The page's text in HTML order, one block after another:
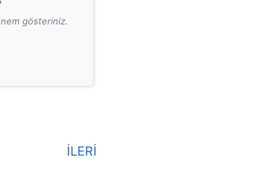
gösteriniz.
İLERİ